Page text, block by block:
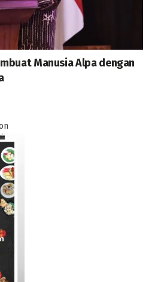
Manusia Alpa dengan